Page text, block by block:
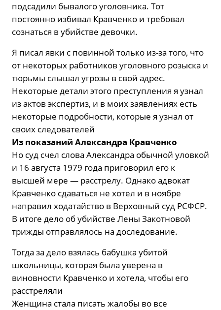
подсадили бывалого уголовника. Тот
постоянно избивал Кравченко и требовал
сознаться в убийстве девочки.
Я писал явки с повинной только из-за того, что
от некоторых работников уголовного розыска и
тюрьмы слышал угрозы в свой адрес.
Некоторые детали этого преступления я узнал
из актов экспертиз, и в моих заявлениях есть
некоторые подробности, которые я узнал от
своих следователей
Из показаний Александра Кравченко
Но суд счел слова Александра обычной уловкой
и 16 августа 1979 года приговорил его к
высшей мере — расстрелу. Однако адвокат
Кравченко сдаваться не хотел и в ноябре
направил ходатайство в Верховный суд РСФСР.
В итоге дело об убийстве Лены Закотновой
трижды отправлялось на доследование.
Тогда за дело взялась бабушка убитой
школьницы, которая была уверена в
виновности Кравченко и хотела, чтобы его
расстреляли
Женщина стала писать жалобы во все